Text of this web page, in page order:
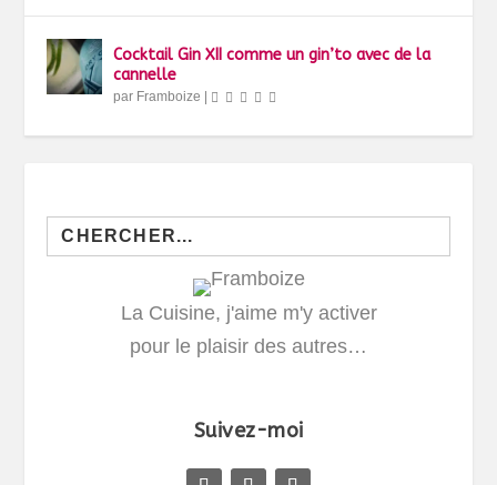
Cocktail Gin XII comme un gin’to avec de la
cannelle
par Framboize |
Search
for:
La Cuisine, j'aime m'y activer
pour le plaisir des autres…
Suivez-moi